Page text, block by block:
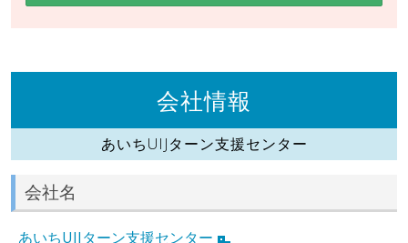
会社情報
あいちUIJターン支援センター
会社名
あいちUIJターン支援センター